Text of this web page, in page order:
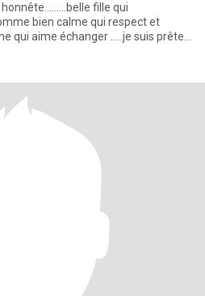
fille qui
bien calme qui respect et
qui aime échanger .....je suis prête